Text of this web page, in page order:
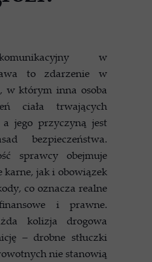
w
to zdarzenie w
w którym inna osoba
ciała trwających
jego przyczyną jest
bezpieczeństwa.
sprawcy obejmuje
karne, jak i obowiązek
co oznacza realne
i prawne.
kolizja drogowa
– drobne stłuczki
nie stanowią